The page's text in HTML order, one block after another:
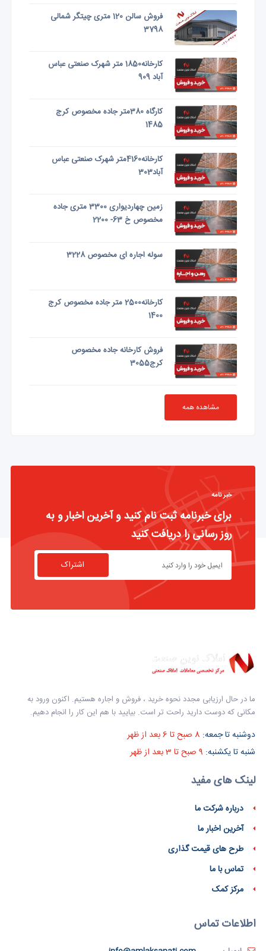
فروش سالن 120 متری چیتگر شمالی
3798
کارخانه1850 متر شهرک صنعتی عباس
آباد 909
کارگاه 380متر جاده مخصوص کرج
1485
کارخانه4160متر شهرک صنعتی عباس
آباد303
زمین چهاردیواری 3300 متری جاده
مخصوص خ 63- 2200
سوله اجاره ای مخصوص 3228
کارخانه2500 متر جاده مخصوص کرج
1400
فروش کارخانه جاده مخصوص
کرج3055
مشاهده همه
خبر نامه
برای خبرنامه ثبت نام کنید و آخرین اخبار و به
روز رسانی را دریافت کنید
اشتراک
ما در حال ارزیابی مجدد نحوه خرید ، فروش و اجاره هستیم. اکنون ورود به
مکانی که دوست دارید راحت تر است. بیایید با هم این کار را انجام دهیم.
دوشنبه تا جمعه:
شنبه تا یکشنبه:
لینک های مفید
درباره شرکت ما
آخرین اخبار ما
طرح های قیمت گذاری
تماس با ما
مرکز کمک
اطلاعات تماس